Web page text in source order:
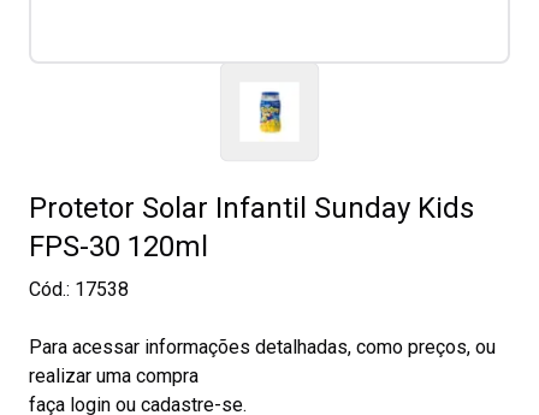
Protetor Solar Infantil Sunday Kids
FPS-30 120ml
Cód.: 17538
Para acessar informações detalhadas, como preços, ou
realizar uma compra
faça login ou cadastre-se.